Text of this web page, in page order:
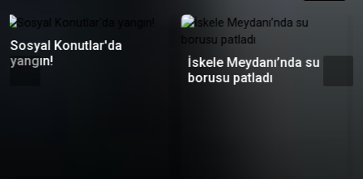
İskele Meydanı’nda su
Kazdağları'nda otomobil